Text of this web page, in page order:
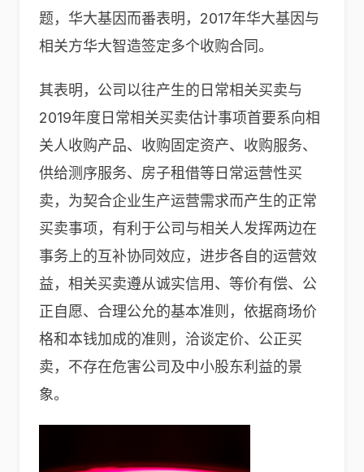
题，华大基因而番表明，2017年华大基因与
相关方华大智造签定多个收购合同。
其表明，公司以往产生的日常相关买卖与
2019年度日常相关买卖估计事项首要系向相
关人收购产品、收购固定资产、收购服务、
供给测序服务、房子租借等日常运营性买
卖，为契合企业生产运营需求而产生的正常
买卖事项，有利于公司与相关人发挥两边在
事务上的互补协同效应，进步各自的运营效
益，相关买卖遵从诚实信用、等价有偿、公
正自愿、合理公允的基本准则，依据商场价
格和本钱加成的准则，洽谈定价、公正买
卖，不存在危害公司及中小股东利益的景
象。